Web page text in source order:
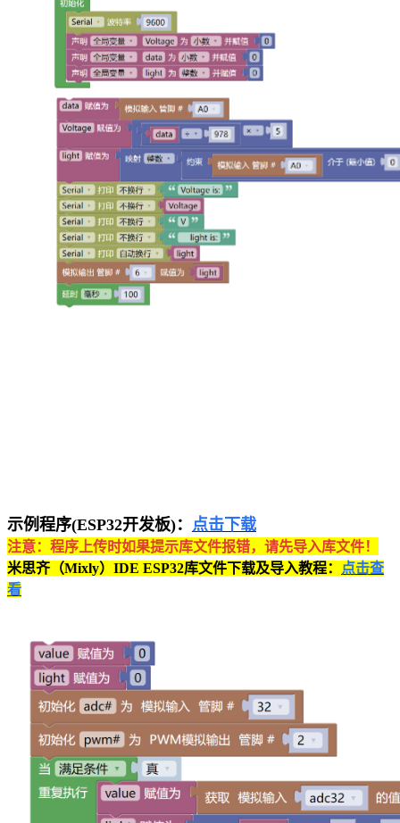
示例程序(ESP32开发板)： 点击下载
注意：程序上传时如果提示库文件报错，请先导入库文件！
米思齐（Mixly）IDE ESP32库文件下载及导入教程：
点击查
看